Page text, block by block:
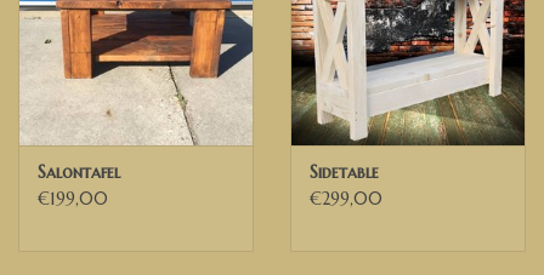
Salontafel
€199,00
Sidetable
€299,00